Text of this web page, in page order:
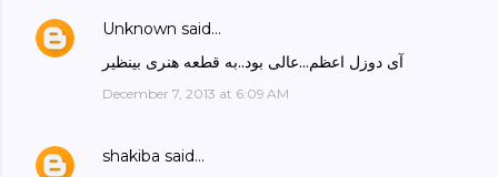
Unknown said…
آی دوزل اعظم...عالی بود..به قطعه هنری بینظیر
December 7, 2013 at 6:09 AM
shakiba said…